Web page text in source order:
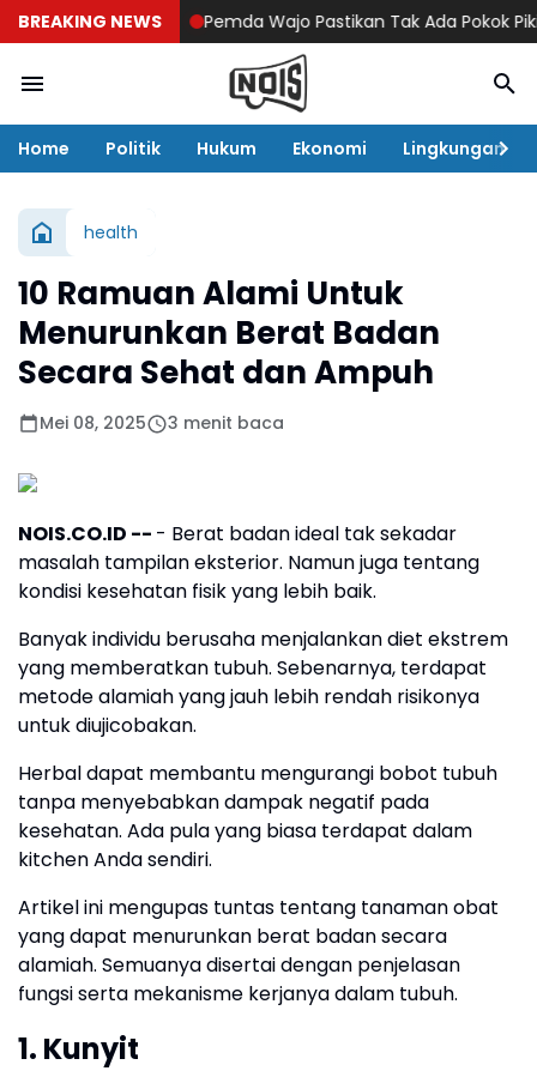
BREAKING NEWSPemda Wajo Pastikan Tak Ada Pokok Pikiran
Home Politik Hukum Ekonomi Lingkungan
health
10 Ramuan Alami Untuk
Menurunkan Berat Badan
Secara Sehat dan Ampuh
Mei 08, 2025 3 menit baca
NOIS.CO.ID -- - Berat badan ideal tak sekadar
masalah tampilan eksterior. Namun juga tentang
kondisi kesehatan fisik yang lebih baik.
Banyak individu berusaha menjalankan diet ekstrem
yang memberatkan tubuh. Sebenarnya, terdapat
metode alamiah yang jauh lebih rendah risikonya
untuk diujicobakan.
Herbal dapat membantu mengurangi bobot tubuh
tanpa menyebabkan dampak negatif pada
kesehatan. Ada pula yang biasa terdapat dalam
kitchen Anda sendiri.
Artikel ini mengupas tuntas tentang tanaman obat
yang dapat menurunkan berat badan secara
alamiah. Semuanya disertai dengan penjelasan
fungsi serta mekanisme kerjanya dalam tubuh.
1. Kunyit